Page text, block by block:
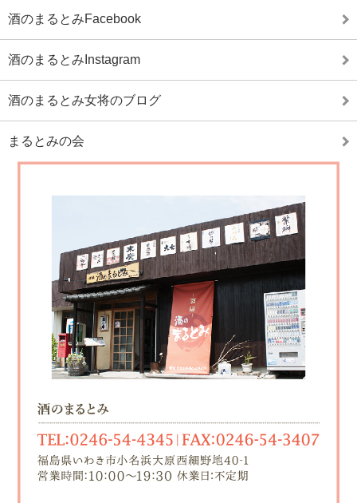
酒のまるとみFacebook
酒のまるとみInstagram
酒のまるとみ女将のブログ
まるとみの会